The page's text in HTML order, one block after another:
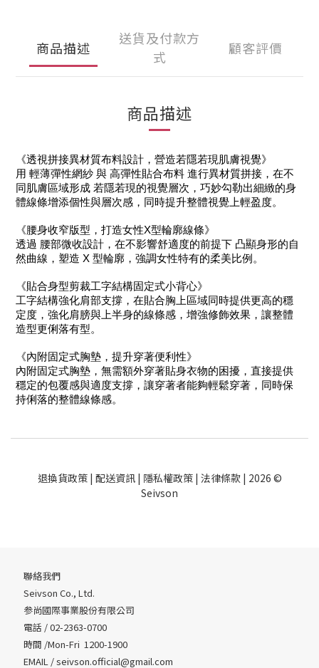
商品描述
送貨及付款方
式
顧客評價
商品描述
《透視拼接異材質布料設計，營造若隱若現肌膚視覺》
用 輕薄彈性網紗 與 高彈性貼合布料 進行異材質拼接，在不
同肌膚區域形成 若隱若現的視覺層次，巧妙勾勒出細緻的身
體線條增添個性與層次感，同時提升整體視覺上輕盈度。
《腰身收窄版型，打造女性X型輪廓線條》
透過 腰部微收設計，在不影響舒適度的前提下 凸顯身形的自
然曲線，塑造 X 型輪廓，強調女性特有的柔美比例。
《貼合身型剪裁工字結構固定式小背心》
工字結構強化肩部支撐，在貼合胸上區域同時提供更高的穩
定度，強化肩膀與上半身的線條感，增強修飾效果，讓整體
造型更俐落有型。
《內附固定式胸墊，提升穿著便利性》
內附固定式胸墊，無需額外穿著貼身衣物的困擾，直接提供
穩定的包覆感與適度支撐，讓穿著者能夠輕鬆穿著，同時保
持俐落的整體線條感。
退換貨政策| 配送資訊| 隱私權政策| 法律條款| 2026 ©
Seivson
聯絡我們
Seivson Co., Ltd.
参尚國際事業股份有限公司
電話 / 02-2363-0700
時間 /Mon-Fri 1200-1900
EMAIL /seivson.official@gmail.com